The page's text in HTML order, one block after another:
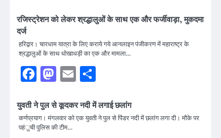
रजिस्ट्रेशन को लेकर श्रद्धालुओं के साथ एक और फर्जीवाड़ा, मुकदमा
दर्ज
हरिद्वार। चारधाम यात्रा के लिए कराये गये आनलाइन पंजीकरण में महाराष्ट्र के
श्रद्धालुओं के साथ धोखाधड़ी का एक और मामला…
Facebook
Mastodon
Email
युवती ने पुल से कूदकर नदी में लगाई छलांग
कर्णप्रयाग। मंगलवार को एक युवती ने पुल से पिंडर नदी में छलांग लगा दी। मौके पर
पहंुची पुलिस की टीम…